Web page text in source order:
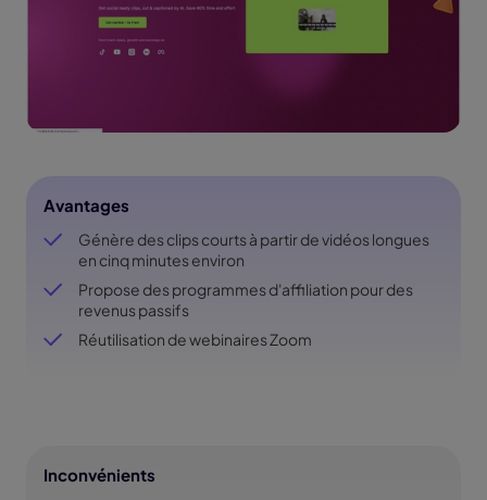
Avantages
Génère des clips courts à partir de vidéos longues
en cinq minutes environ
Propose des programmes d'affiliation pour des
revenus passifs
Réutilisation de webinaires Zoom
Inconvénients